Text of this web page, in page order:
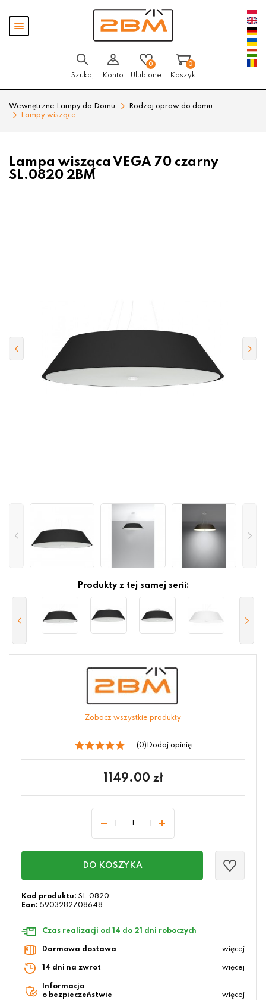
Pokaż
menu
Szukaj Konto
0
Ulubione
0
Koszyk
Wewnętrzne Lampy do Domu
Rodzaj opraw do domu
Lampy wiszące
Lampa wisząca VEGA 70 czarny
SL.0820 2BM
Produkty z tej samej serii:
Zobacz wszystkie produkty
(0) Dodaj opinię
1149.00 zł
DO KOSZYKA
Kod produktu: SL.0820
Ean: 5903282708648
Czas realizacji od 14 do 21 dni roboczych
Darmowa dostawa więcej
14 dni na zwrot więcej
Informacja
o bezpieczeństwie
więcej